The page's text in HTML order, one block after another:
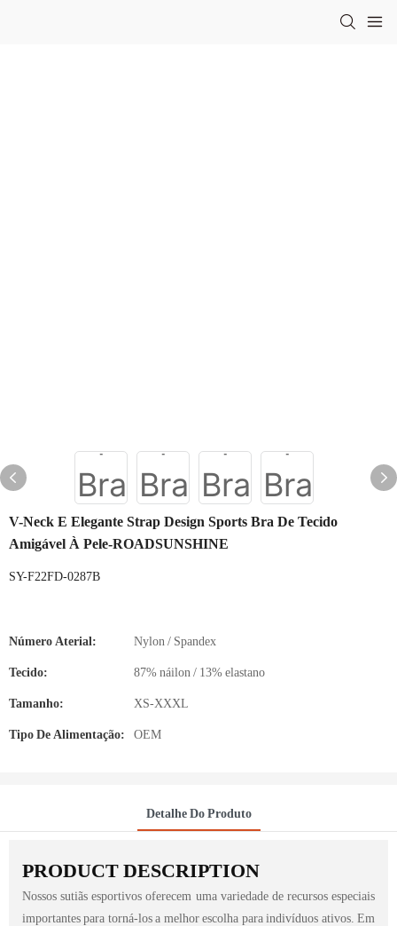
V-Neck E Elegante Strap Design Sports Bra De Tecido
Amigável À Pele-ROADSUNSHINE
SY-F22FD-0287B
Número Aterial: Nylon / Spandex
Tecido: 87% náilon / 13% elastano
Tamanho: XS-XXXL
Tipo De Alimentação: OEM
Detalhe Do Produto
PRODUCT DESCRIPTION
Nossos sutiãs esportivos oferecem uma variedade de recursos especiais
importantes para torná-los a melhor escolha para indivíduos ativos. Em